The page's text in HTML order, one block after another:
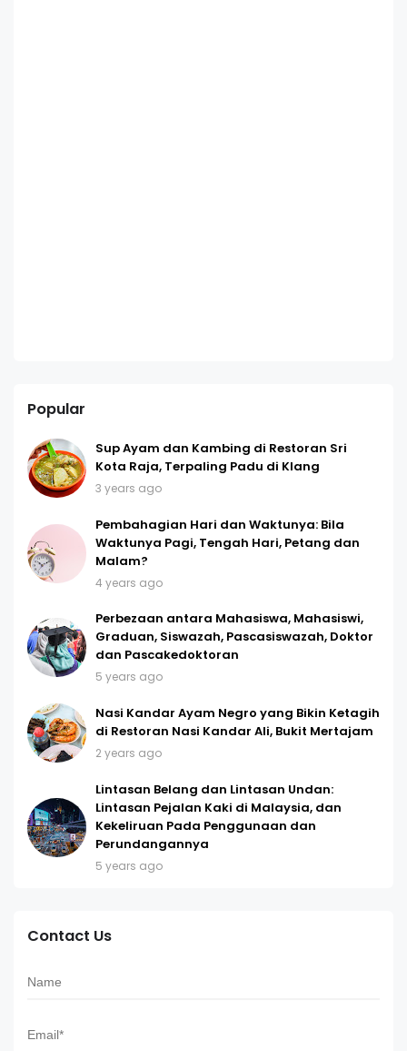
Popular
Sup Ayam dan Kambing di Restoran Sri
Kota Raja, Terpaling Padu di Klang
3 years ago
Pembahagian Hari dan Waktunya: Bila
Waktunya Pagi, Tengah Hari, Petang dan
Malam?
4 years ago
Perbezaan antara Mahasiswa, Mahasiswi,
Graduan, Siswazah, Pascasiswazah, Doktor
dan Pascakedoktoran
5 years ago
Nasi Kandar Ayam Negro yang Bikin Ketagih
di Restoran Nasi Kandar Ali, Bukit Mertajam
2 years ago
Lintasan Belang dan Lintasan Undan:
Lintasan Pejalan Kaki di Malaysia, dan
Kekeliruan Pada Penggunaan dan
Perundangannya
5 years ago
Contact Us